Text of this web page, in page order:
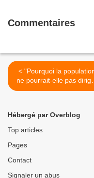
Commentaires
< "Pourquoi la population
ne pourrait-elle pas diriger
l'économie ?"
Hébergé par Overblog
Top articles
Pages
Contact
Signaler un abus